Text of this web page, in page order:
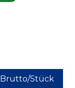
Brutto/Stück